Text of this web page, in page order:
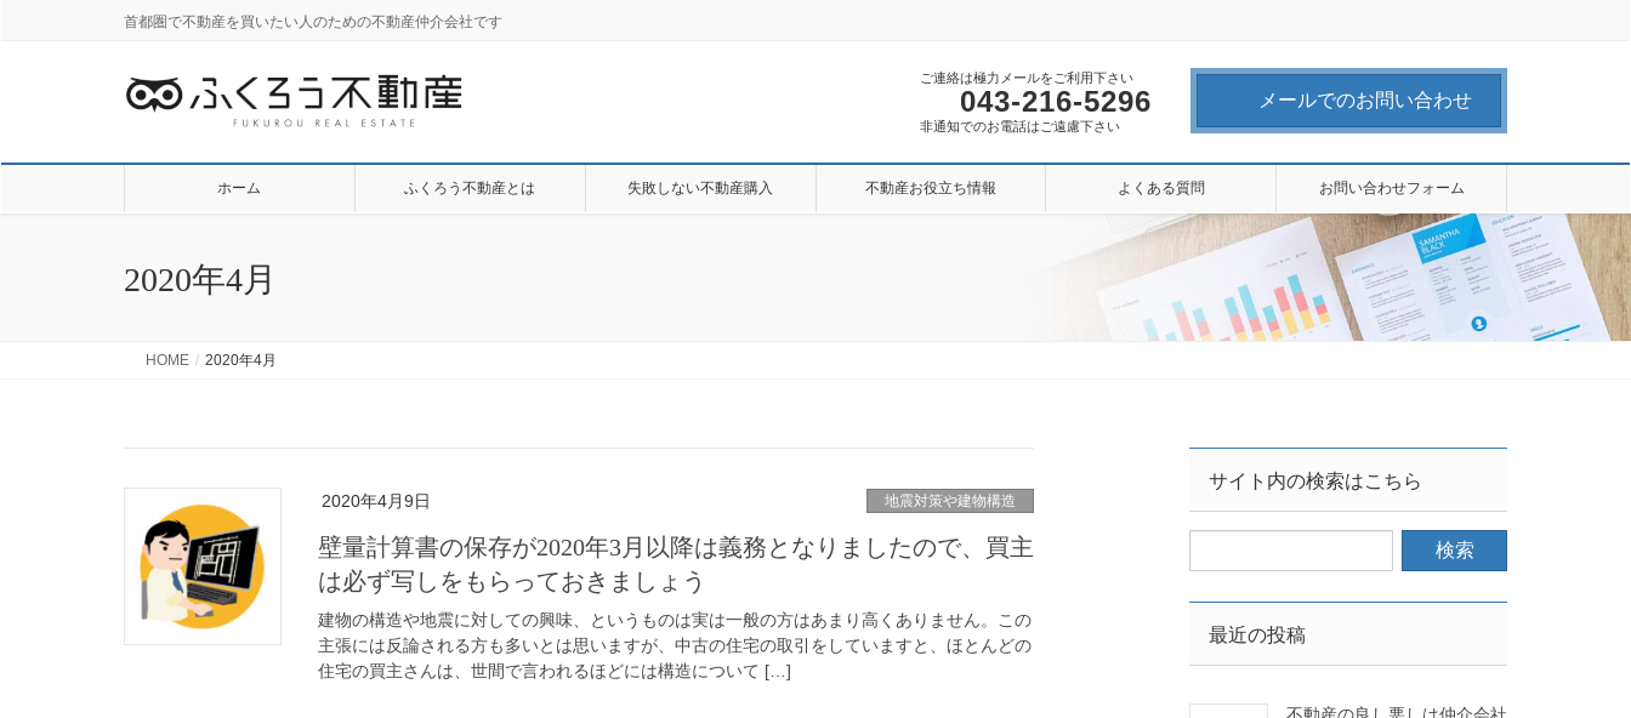
首都圏で不動産を買いたい人のための不動産仲介会社です
ご連絡は極力メールをご利用下さい
043-216-5296
非通知でのお電話はご遠慮下さい
メールでのお問い合わせ
ホーム ふくろう不動産とは 失敗しない不動産購入 不動産お役立ち情報 よくある質問 お問い合わせフォーム
2020年4月
HOME 2020年4月
2020年4月9日 地震対策や建物構造
壁量計算書の保存が2020年3月以降は義務となりましたので、買主
は必ず写しをもらっておきましょう
建物の構造や地震に対しての興味、というものは実は一般の方はあまり高くありません。この
主張には反論される方も多いとは思いますが、中古の住宅の取引をしていますと、ほとんどの
住宅の買主さんは、世間で言われるほどには構造について […]
サイト内の検索はこちら
最近の投稿